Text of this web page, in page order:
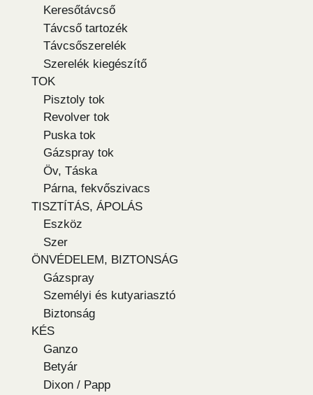
Keresőtávcső
Távcső tartozék
Távcsőszerelék
Szerelék kiegészítő
TOK
Pisztoly tok
Revolver tok
Puska tok
Gázspray tok
Öv, Táska
Párna, fekvőszivacs
TISZTÍTÁS, ÁPOLÁS
Eszköz
Szer
ÖNVÉDELEM, BIZTONSÁG
Gázspray
Személyi és kutyariasztó
Biztonság
KÉS
Ganzo
Betyár
Dixon / Papp